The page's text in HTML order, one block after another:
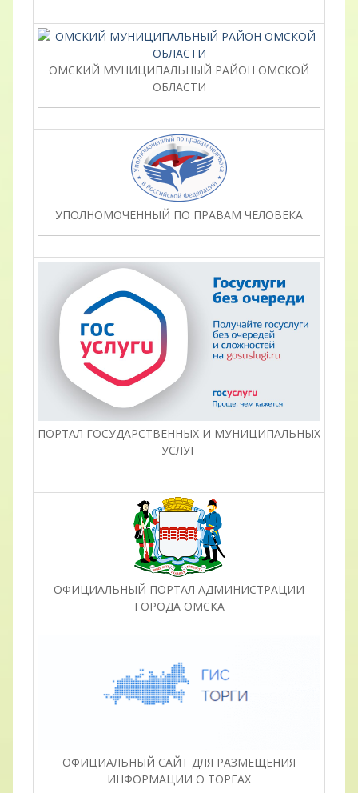
ОМСКИЙ МУНИЦИПАЛЬНЫЙ РАЙОН ОМСКОЙ
ОБЛАСТИ
УПОЛНОМОЧЕННЫЙ ПО ПРАВАМ ЧЕЛОВЕКА
ПОРТАЛ ГОСУДАРСТВЕННЫХ И МУНИЦИПАЛЬНЫХ
УСЛУГ
ОФИЦИАЛЬНЫЙ ПОРТАЛ АДМИНИСТРАЦИИ
ГОРОДА ОМСКА
ОФИЦИАЛЬНЫЙ САЙТ ДЛЯ РАЗМЕЩЕНИЯ
ИНФОРМАЦИИ О ТОРГАХ